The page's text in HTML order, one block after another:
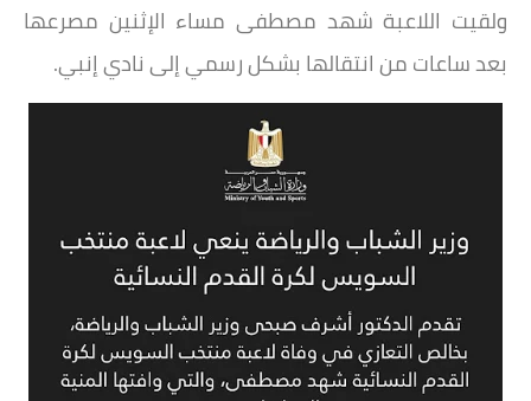
ولقيت اللاعبة شهد مصطفى مساء الإثنين مصرعها
بعد ساعات من انتقالها بشكل رسمي إلى نادي إنبي.